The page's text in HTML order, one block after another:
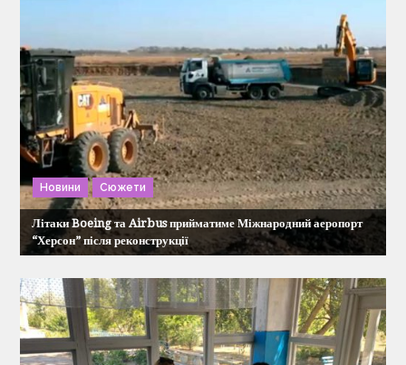
ц
і
я
з
а
п
и
с
Новини Сюжети
Літаки Boeing та Airbus прийматиме Міжнародний аеропорт
“Херсон” після реконструкції